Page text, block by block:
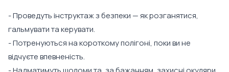
- Проведуть інструктаж з безпеки — як розганятися,
гальмувати та керувати.
- Потренуються на короткому полігоні, поки ви не
відчуєте впевненість.